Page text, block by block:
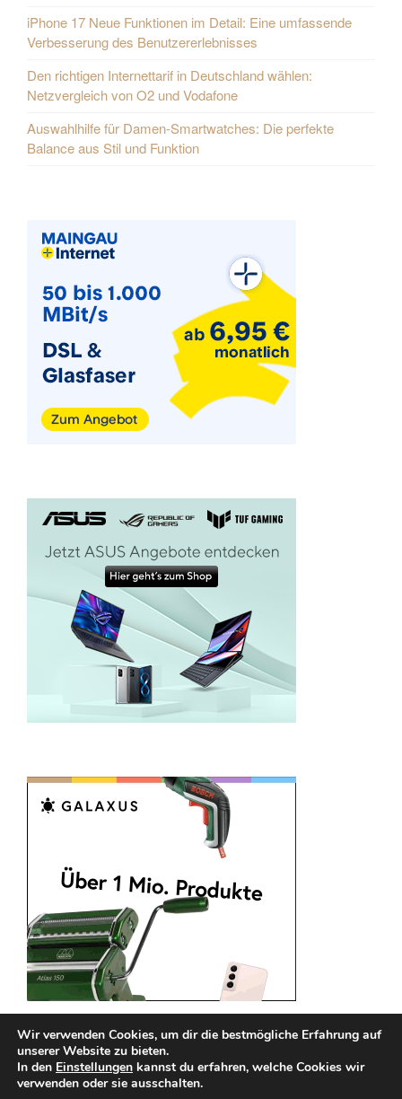
iPhone 17 Neue Funktionen im Detail: Eine umfassende
Verbesserung des Benutzererlebnisses
Den richtigen Internettarif in Deutschland wählen:
Netzvergleich von O2 und Vodafone
Auswahlhilfe für Damen-Smartwatches: Die perfekte
Balance aus Stil und Funktion
Wir verwenden Cookies, um dir die bestmögliche Erfahrung auf
unserer Website zu bieten.
In den Einstellungen kannst du erfahren, welche Cookies wir
verwenden oder sie ausschalten.